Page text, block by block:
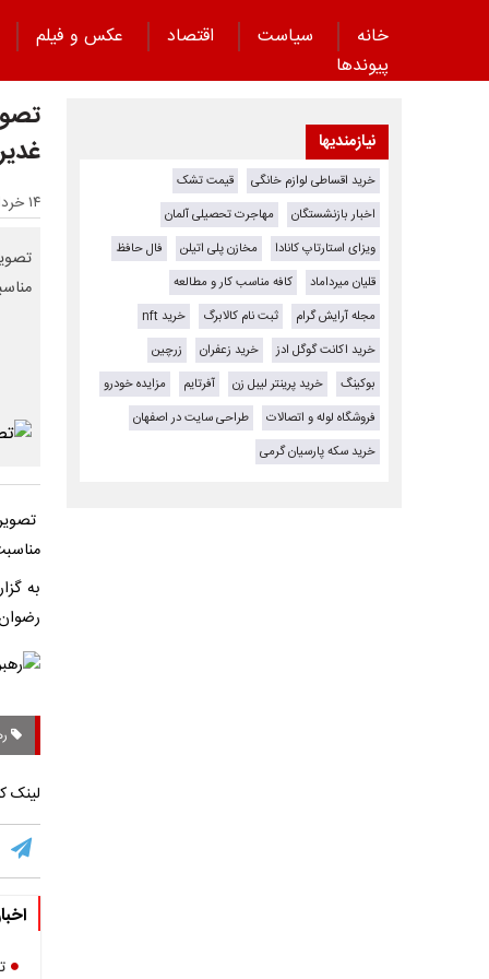
خانه سیاست اقتصاد عکس و فیلم
پیوند‌ها
۱۴ خرداد ۱۴۰۵ - ۱۸:۰۱
به
لینک
نیازمندیها
خرید اقساطی لوازم خانگی
قیمت تشک
اخبار بازنشستگان
مهاجرت تحصیلی آلمان
ویزای استارتاپ کانادا
مخازن پلی اتیلن
فال حافظ
قلیان میرداماد
کافه مناسب کار و مطالعه
مجله آرایش گرام
ثبت نام کالابرگ
خرید nft
خرید اکانت گوگل ادز
خرید زعفران
زرچین
بوکینگ
خرید پرینتر لیبل زن آفرتایم
مزایده خودرو
فروشگاه لوله و اتصالات
طراحی سایت در اصفهان
خرید سکه پارسیان گرمی